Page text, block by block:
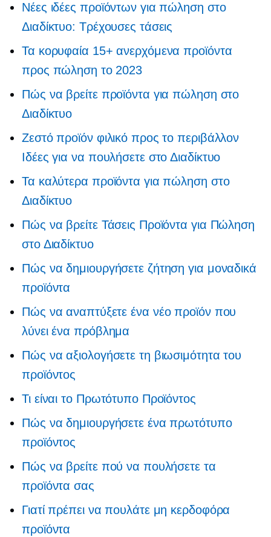
Νέες ιδέες προϊόντων για πώληση στο
Διαδίκτυο: Τρέχουσες τάσεις
Τα κορυφαία 15+ ανερχόμενα προϊόντα
προς πώληση το 2023
Πώς να βρείτε προϊόντα για πώληση στο
Διαδίκτυο
Ζεστό προϊόν φιλικό προς το περιβάλλον
Ιδέες για να πουλήσετε στο Διαδίκτυο
Τα καλύτερα προϊόντα για πώληση στο
Διαδίκτυο
Πώς να βρείτε Τάσεις Προϊόντα για Πώληση
στο Διαδίκτυο
Πώς να δημιουργήσετε ζήτηση για μοναδικά
προϊόντα
Πώς να αναπτύξετε ένα νέο προϊόν που
λύνει ένα πρόβλημα
Πώς να αξιολογήσετε τη βιωσιμότητα του
προϊόντος
Τι είναι το Πρωτότυπο Προϊόντος
Πώς να δημιουργήσετε ένα πρωτότυπο
προϊόντος
Πώς να βρείτε πού να πουλήσετε τα
προϊόντα σας
Γιατί πρέπει να πουλάτε μη κερδοφόρα
προϊόντα